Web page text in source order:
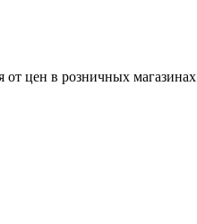
от цен в розничных магазинах